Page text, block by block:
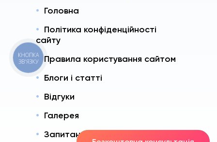
Головна
Політика конфіденційності
сайту
Правила користування сайтом
Блоги і статті
Відгуки
Галерея
Запитання і Відповіді
КНОПКА
ЗВ'ЯЗКУ